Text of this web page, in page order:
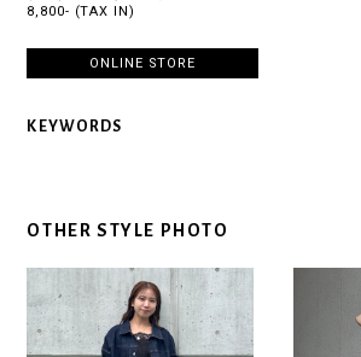
8,800- (TAX IN)
ONLINE STORE
KEYWORDS
OTHER STYLE PHOTO